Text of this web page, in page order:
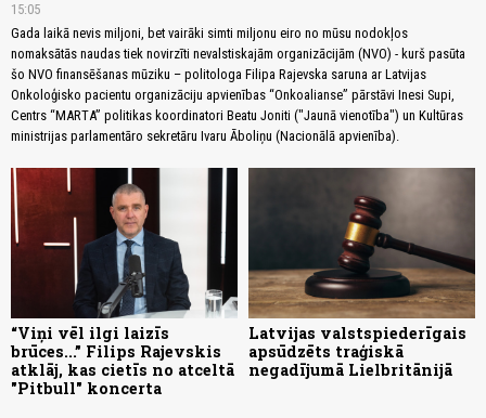
15:05
Gada laikā nevis miljoni, bet vairāki simti miljonu eiro no mūsu nodokļos
nomaksātās naudas tiek novirzīti nevalstiskajām organizācijām (NVO) - kurš pasūta
šo NVO finansēšanas mūziku – politologa Filipa Rajevska saruna ar Latvijas
Onkoloģisko pacientu organizāciju apvienības “Onkoalianse” pārstāvi Inesi Supi,
Centrs “MARTA” politikas koordinatori Beatu Joniti ("Jaunā vienotība") un Kultūras
ministrijas parlamentāro sekretāru Ivaru Āboliņu (Nacionālā apvienība).
“Viņi vēl ilgi laizīs
brūces...” Filips Rajevskis
atklāj, kas cietīs no atceltā
"Pitbull" koncerta
Latvijas valstspiederīgais
apsūdzēts traģiskā
negadījumā Lielbritānijā